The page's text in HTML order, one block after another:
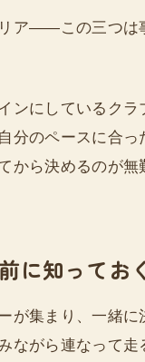
ア——この三つは
ンにしているク
分のペースに合
から決めるのが
に知ってお
が集まり、一緒
ながら連なって